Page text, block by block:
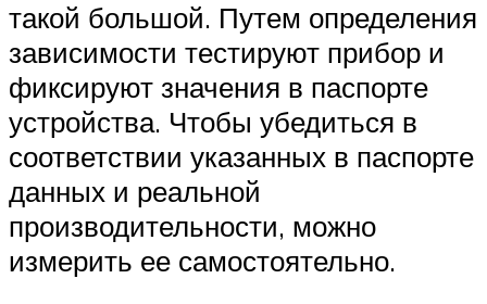
такой большой. Путем определения
зависимости тестируют прибор и
фиксируют значения в паспорте
устройства. Чтобы убедиться в
соответствии указанных в паспорте
данных и реальной
производительности, можно
измерить ее самостоятельно.